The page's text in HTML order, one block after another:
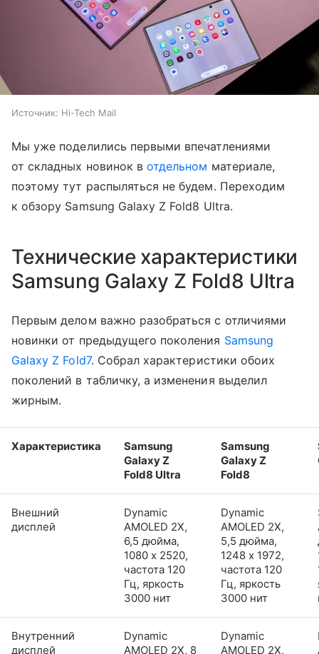
Источник: Hi-Tech Mail
Мы уже поделились первыми впечатлениями
от складных новинок вотдельном материале,
поэтому тут распыляться не будем. Переходим
к обзору Samsung Galaxy Z Fold8 Ultra.
Технические характеристики
Samsung Galaxy Z Fold8 Ultra
Первым делом важно разобраться с отличиями
новинки от предыдущего поколения Samsung
Galaxy Z Fold7. Собрал характеристики обоих
поколений в табличку, а изменения выделил
жирным.
Характеристика
Samsung
Galaxy Z
Fold8 Ultra
Samsung
Galaxy Z
Fold8
Внешний
дисплей
Dynamic
AMOLED 2X,
6,5 дюйма,
1080 x 2520,
частота 120
Гц, яркость
3000 нит
Dynamic
AMOLED 2X,
5,5 дюйма,
1248 x 1972,
частота 120
Гц, яркость
3000 нит
Внутренний
дисплей
Dynamic
AMOLED 2X, 8
Dynamic
AMOLED 2X,